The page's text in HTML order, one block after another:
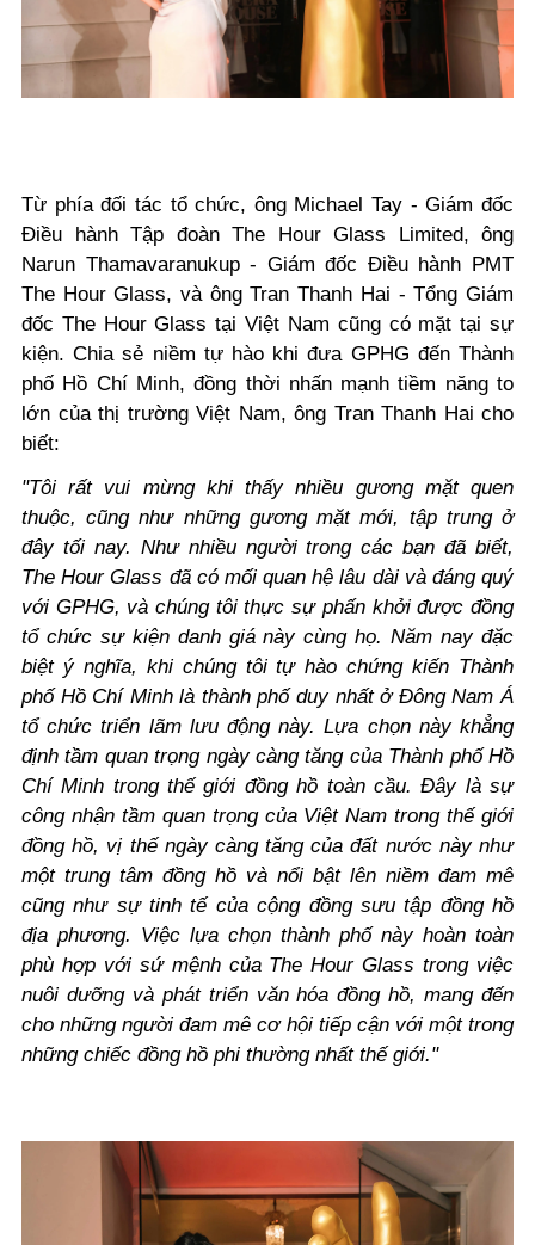
Từ phía đối tác tổ chức, ông Michael Tay - Giám đốc
Điều hành Tập đoàn The Hour Glass Limited, ông
Narun Thamavaranukup - Giám đốc Điều hành PMT
The Hour Glass, và ông Tran Thanh Hai - Tổng Giám
đốc The Hour Glass tại Việt Nam cũng có mặt tại sự
kiện. Chia sẻ niềm tự hào khi đưa GPHG đến Thành
phố Hồ Chí Minh, đồng thời nhấn mạnh tiềm năng to
lớn của thị trường Việt Nam, ông Tran Thanh Hai cho
biết:
"Tôi rất vui mừng khi thấy nhiều gương mặt quen
thuộc, cũng như những gương mặt mới, tập trung ở
đây tối nay. Như nhiều người trong các bạn đã biết,
The Hour Glass đã có mối quan hệ lâu dài và đáng quý
với GPHG, và chúng tôi thực sự phấn khởi được đồng
tổ chức sự kiện danh giá này cùng họ. Năm nay đặc
biệt ý nghĩa, khi chúng tôi tự hào chứng kiến Thành
phố Hồ Chí Minh là thành phố duy nhất ở Đông Nam Á
tổ chức triển lãm lưu động này. Lựa chọn này khẳng
định tầm quan trọng ngày càng tăng của Thành phố Hồ
Chí Minh trong thế giới đồng hồ toàn cầu. Đây là sự
công nhận tầm quan trọng của Việt Nam trong thế giới
đồng hồ, vị thế ngày càng tăng của đất nước này như
một trung tâm đồng hồ và nổi bật lên niềm đam mê
cũng như sự tinh tế của cộng đồng sưu tập đồng hồ
địa phương. Việc lựa chọn thành phố này hoàn toàn
phù hợp với sứ mệnh của The Hour Glass trong việc
nuôi dưỡng và phát triển văn hóa đồng hồ, mang đến
cho những người đam mê cơ hội tiếp cận với một trong
những chiếc đồng hồ phi thường nhất thế giới."